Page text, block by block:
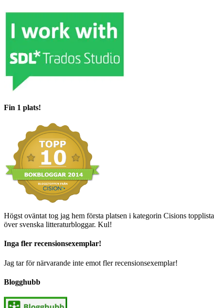
Fin 1 plats!
Högst oväntat tog jag hem första platsen i kategorin Cisions topplista
över svenska litteraturbloggar. Kul!
Inga fler recensionsexemplar!
Jag tar för närvarande inte emot fler recensionsexemplar!
Blogghubb